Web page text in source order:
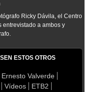
Ricky Dávila, el Centro
entrevistado a ambos y
ESTOS OTROS
Ernesto Valverde
Vídeos
ETB2